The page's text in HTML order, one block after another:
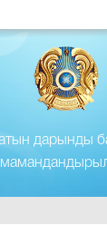
дарынды